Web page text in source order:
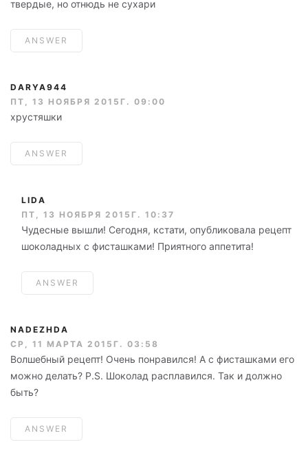
твердые, но отнюдь не сухари
ANSWER
DARYA944
ПТ, 13 НОЯБРЯ 2015Г. 09:00
хрустяшки
ANSWER
LIDA
ПТ, 13 НОЯБРЯ 2015Г. 10:37
Чудесные вышли! Сегодня, кстати, опубликовала рецепт
шоколадных с фисташками! Приятного аппетита!
ANSWER
NADEZHDA
СР, 11 МАРТА 2015Г. 03:58
Волшебный рецепт! Очень понравился! А с фисташками его
можно делать? P.S. Шоколад расплавился. Так и должно
быть?
ANSWER